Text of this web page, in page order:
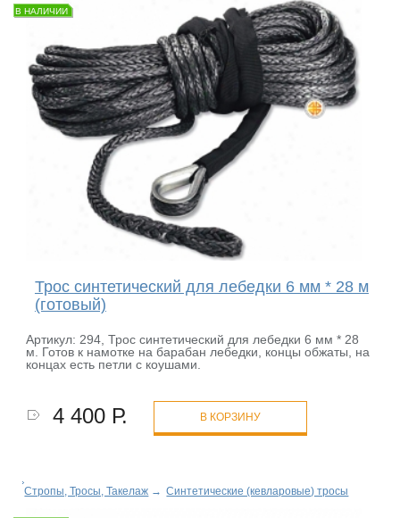
В НАЛИЧИИ
Трос синтетический для лебедки 6 мм * 28 м
(готовый)
Артикул: 294, Трос синтетический для лебедки 6 мм * 28
м. Готов к намотке на барабан лебедки, концы обжаты, на
концах есть петли с коушами.
4 400 Р. В КОРЗИНУ
Стропы, Тросы, Такелаж → Синтетические (кевларовые) тросы